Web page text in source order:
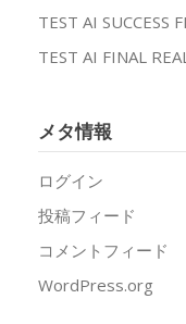
TEST AI SUCCESS
TEST AI FINAL
メタ情報
ログイン
投稿フィード
コメントフィード
WordPress.org